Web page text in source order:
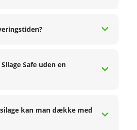
Safe uden en
kan man dække med